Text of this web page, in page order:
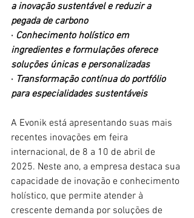
a inovação sustentável e reduzir a
pegada de carbono
· Conhecimento holístico em
ingredientes e formulações oferece
soluções únicas e personalizadas
· Transformação contínua do portfólio
para especialidades sustentáveis
A Evonik está apresentando suas mais
recentes inovações em feira
internacional, de 8 a 10 de abril de
2025. Neste ano, a empresa destaca sua
capacidade de inovação e conhecimento
holístico, que permite atender à
crescente demanda por soluções de